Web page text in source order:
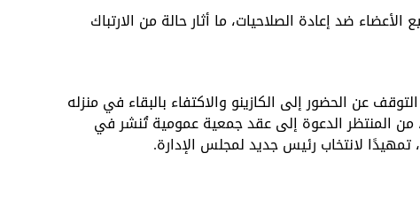
ضد إعادة الصلاحيات، ما أثار حالة من الارتباك
عن الحضور إلى الكازينو والاكتفاء بالبقاء في منزله
المنتظر الدعوة إلى عقد جمعية عمومية تُنشر في
لانتخاب رئيس جديد لمجلس الإدارة.